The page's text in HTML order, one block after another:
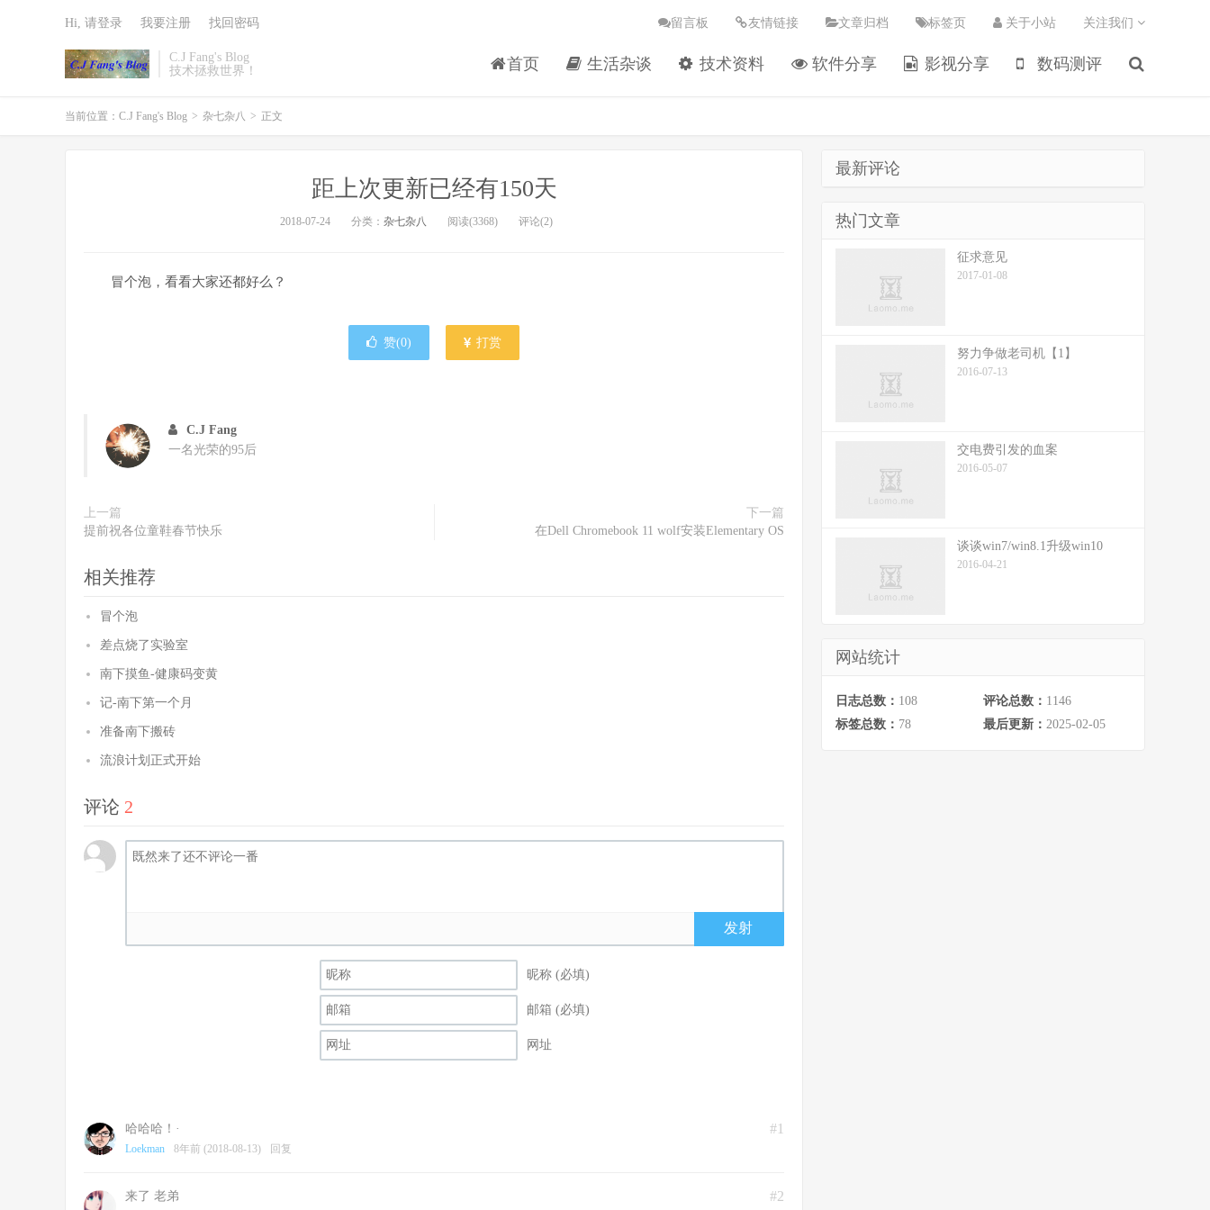
C.J Fang's Blog
技术拯救世界！
首页 生活杂谈 技术资料 软件分享 影视分享 数码测评
留言板 友情链接 文章归档 标签页 关于小站 关注我们
Hi, 请登录 我要注册 找回密码
当前位置： C.J Fang's Blog > 杂七杂八 > 正文
距上次更新已经有150天
2018-07-24 分类： 杂七杂八 阅读(3368) 评论(2)
冒个泡，看看大家还都好么？
赞(0) 打赏
C.J Fang
一名光荣的95后
上一篇
提前祝各位童鞋春节快乐
下一篇
在Dell Chromebook 11 wolf安装Elementary OS
相关推荐
冒个泡
差点烧了实验室
南下摸鱼-健康码变黄
记-南下第一个月
准备南下搬砖
流浪计划正式开始
评论 2
发射
昵称 (必填)
邮箱 (必填)
网址
#1
哈哈哈！·
Loekman 8年前 (2018-08-13) 回复
#2
来了 老弟
最新评论
热门文章
征求意见
2017-01-08
努力争做老司机【1】
2016-07-13
交电费引发的血案
2016-05-07
谈谈win7/win8.1升级win10
2016-04-21
网站统计
日志总数： 108 评论总数： 1146
标签总数： 78 最后更新： 2025-02-05